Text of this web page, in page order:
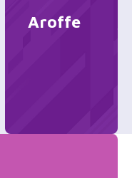
Aroffe